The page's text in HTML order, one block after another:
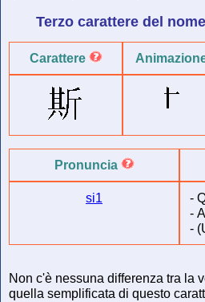
Terzo carattere del
Carattere
Pronuncia
si1 -
-
-
Non c'è nessuna differenza tra la
quella semplificata di questo